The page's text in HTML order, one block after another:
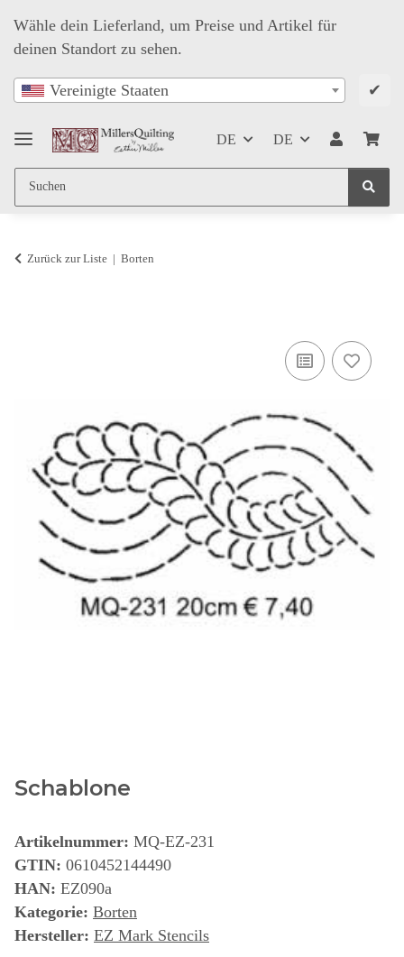
Wähle dein Lieferland, um Preise und Artikel für
deinen Standort zu sehen.
Vereinigte Staaten ✔
DE DE
Zurück zur Liste Borten
Schablone
Artikelnummer: MQ-EZ-231
GTIN: 0610452144490
HAN: EZ090a
Kategorie: Borten
Hersteller: EZ Mark Stencils